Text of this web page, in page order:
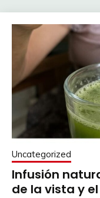
Uncategorized
Infusión
de la vista y